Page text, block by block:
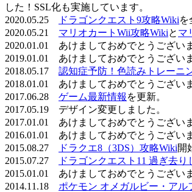
した！SSL化も実施しています。
2020.05.25
ドラゴンクエスト9攻略Wikiを
2020.05.21 マリオカートWii攻略Wikiと マ
2020.01.01 あけましておめでとうござい
2019.01.01 あけましておめでとうござい
2018.05.17 認知症予防！色読みトレーニ
2018.01.01 あけましておめでとうござい
2017.06.28 ゲーム最新情報 を更新。
2017.05.19 デザイン変更しました。
2017.01.01 あけましておめでとうござい
2016.01.01 あけましておめでとうござい
2015.08.27
ドラクエ8（3DS）攻略Wiki開
2015.07.27
ドラゴンクエスト11 過ぎ去
2015.01.01 あけましておめでとうござい
2014.11.18 ポケモン オメガルビー・アル